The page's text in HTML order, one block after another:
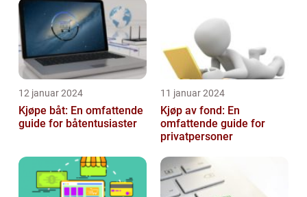
12 januar 2024
Kjøpe båt: En omfattende
guide for båtentusiaster
11 januar 2024
Kjøp av fond: En
omfattende guide for
privatpersoner